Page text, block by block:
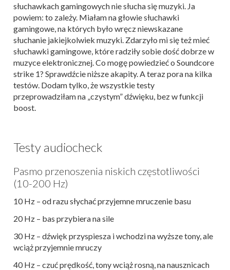
słuchawkach gamingowych nie słucha się muzyki. Ja
powiem: to zależy. Miałam na głowie słuchawki
gamingowe, na których było wręcz niewskazane
słuchanie jakiejkolwiek muzyki. Zdarzyło mi się też mieć
słuchawki gamingowe, które radziły sobie dość dobrze w
muzyce elektronicznej. Co mogę powiedzieć o Soundcore
strike 1? Sprawdźcie niższe akapity. A teraz pora na kilka
testów. Dodam tylko, że wszystkie testy
przeprowadziłam na „czystym” dźwięku, bez w funkcji
boost.
Testy audiocheck
Pasmo przenoszenia niskich częstotliwości
(10-200 Hz)
10 Hz – od razu słychać przyjemne mruczenie basu
20 Hz – bas przybiera na sile
30 Hz – dźwięk przyspiesza i wchodzi na wyższe tony, ale
wciąż przyjemnie mruczy
40 Hz – czuć prędkość, tony wciąż rosną, na nausznicach